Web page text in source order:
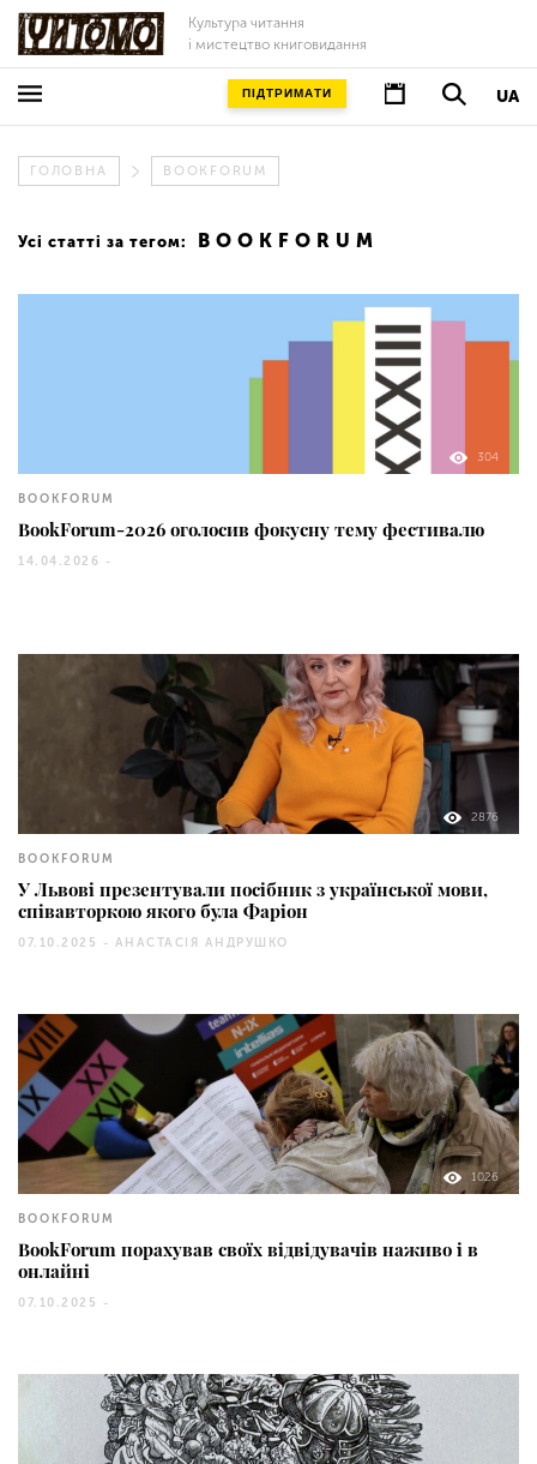
Культура читання
і мистецтво книговидання
UA
ПІДТРИМАТИ
ГОЛОВНА BOOKFORUM
Усі статті за тегом: BOOKFORUM
304
BOOKFORUM
BookForum-2026 оголосив фокусну тему фестивалю
14.04.2026 -
2876
BOOKFORUM
У Львові презентували посібник з української мови,
співавторкою якого була Фаріон
07.10.2025 - АНАСТАСІЯ АНДРУШКО
1026
BOOKFORUM
BookForum порахував своїх відвідувачів наживо і в
онлайні
07.10.2025 -